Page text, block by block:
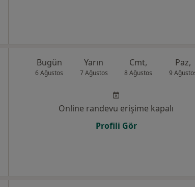
Bugün
6 Ağustos
Yarın
7 Ağustos
Cmt,
8 Ağustos
Paz,
9
Online randevu erişime kapalı
Profili Gör